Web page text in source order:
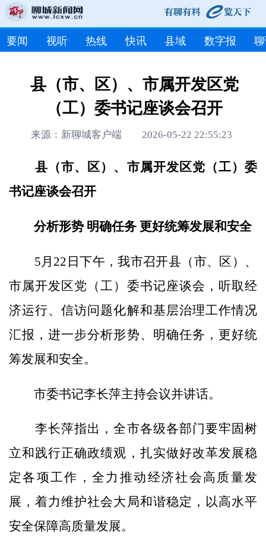
要闻 视听 热线 快讯 县域 数字报
县（市、区）、市属开发区党
（工）委书记座谈会召开
来源：新聊城客户端 2026-05-22 22:55:23
县（市、区）、市属开发区党（工）委
书记座谈会召开
分析形势 明确任务 更好统筹发展和安全
5月22日下午，我市召开县（市、区）、
市属开发区党（工）委书记座谈会，听取经
济运行、信访问题化解和基层治理工作情况
汇报，进一步分析形势、明确任务，更好统
筹发展和安全。
市委书记李长萍主持会议并讲话。
李长萍指出，全市各级各部门要牢固树
立和践行正确政绩观，扎实做好改革发展稳
定各项工作，全力推动经济社会高质量发
展，着力维护社会大局和谐稳定，以高水平
安全保障高质量发展。